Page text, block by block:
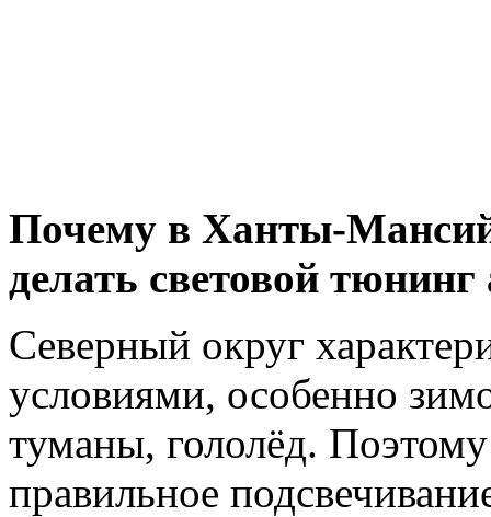
Почему в Ханты-
делать световой
Северный округ
условиями, особенно
туманы, гололёд.
правильное